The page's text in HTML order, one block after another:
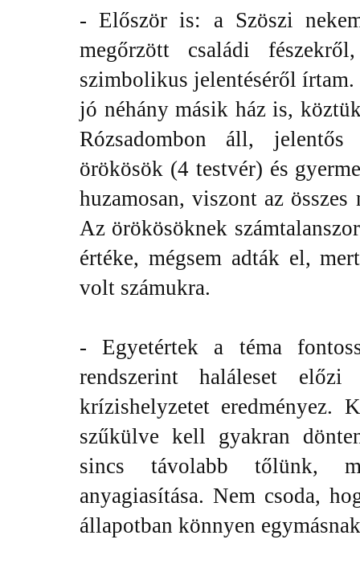
- Először is: a Szöszi
megőrzött családi
szimbolikus jelentéséről
jó néhány másik ház is,
Rózsadombon áll,
örökösök (4 testvér) és
huzamosan, viszont az
Az örökösöknek
értéke, mégsem adták el,
volt számukra.
- Egyetértek a téma
rendszerint haláleset
krízishelyzetet eredményez.
szűkülve kell gyakran
sincs távolabb tőlünk,
anyagiasítása. Nem csoda,
állapotban könnyen